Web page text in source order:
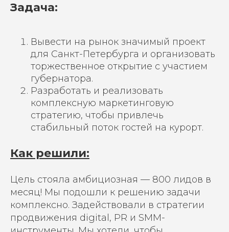
Задача:
Вывести на рынок значимый проект
для Санкт-Петербурга и организовать
торжественное открытие с участием
губернатора.
Разработать и реализовать
комплексную маркетинговую
стратегию, чтобы привлечь
стабильный поток гостей на курорт.
Как решили:
Цель стояла амбициозная — 800 лидов в
месяц! Мы подошли к решению задачи
комплексно. Задействовали в стратегии
продвижения digital, PR и SMM-